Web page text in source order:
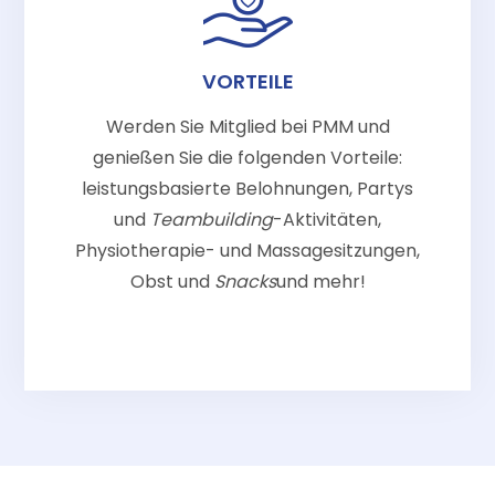
VORTEILE
Werden Sie Mitglied bei PMM und
genießen Sie die folgenden Vorteile:
leistungsbasierte Belohnungen, Partys
und Teambuilding-Aktivitäten,
Physiotherapie- und Massagesitzungen,
Obst und Snacksund mehr!